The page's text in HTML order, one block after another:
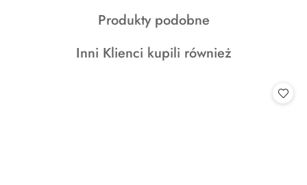
statusie:Produkty
statusie:
Produkty podobne
Produkty
Inni Klienci kupili również